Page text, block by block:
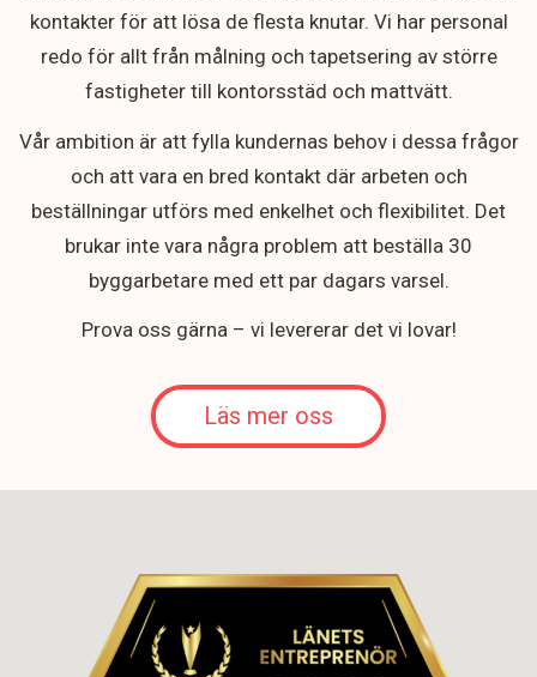
kontakter för att lösa de flesta knutar. Vi har personal
redo för allt från målning och tapetsering av större
fastigheter till kontorsstäd och mattvätt.
Vår ambition är att fylla kundernas behov i dessa frågor
och att vara en bred kontakt där arbeten och
beställningar utförs med enkelhet och flexibilitet. Det
brukar inte vara några problem att beställa 30
byggarbetare med ett par dagars varsel.
Prova oss gärna – vi levererar det vi lovar!
Läs mer oss